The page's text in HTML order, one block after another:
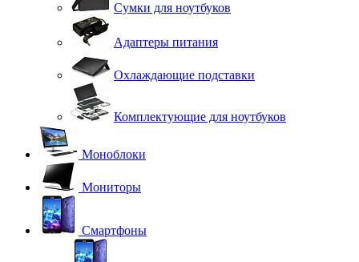
Сумки для ноутбуков
Адаптеры питания
Охлаждающие подставки
Комплектующие для ноутбуков
Моноблоки
Мониторы
Смартфоны